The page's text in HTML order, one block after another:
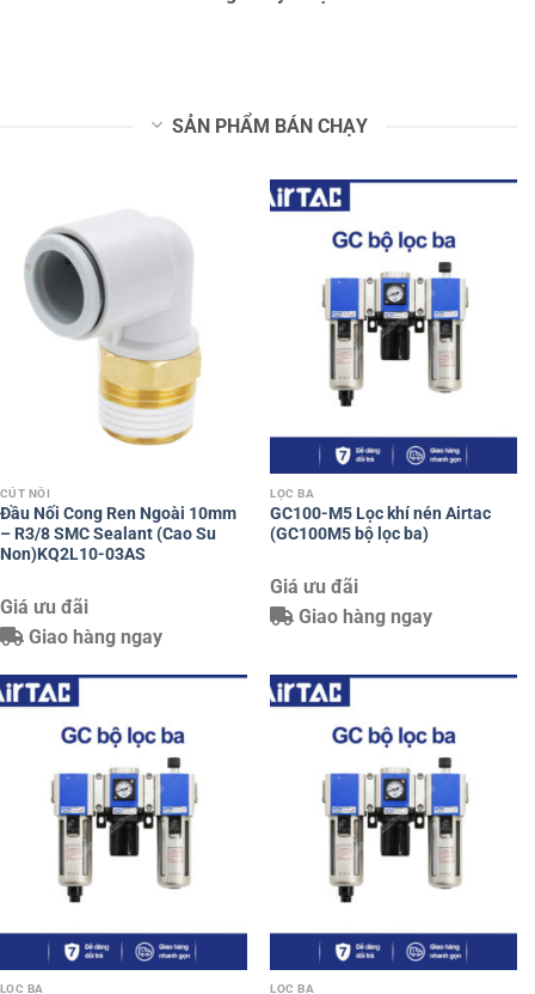
SẢN PHẨM BÁN CHẠY
CÚT NỐI
Đầu Nối Cong Ren Ngoài 10mm
– R3/8 SMC Sealant (Cao Su
Non)KQ2L10-03AS
Giá ưu đãi
Giao hàng ngay
LỌC BA
GC100-M5 Lọc khí nén Airtac
(GC100M5 bộ lọc ba)
Giá ưu đãi
Giao hàng ngay
LỌC BA LỌC BA